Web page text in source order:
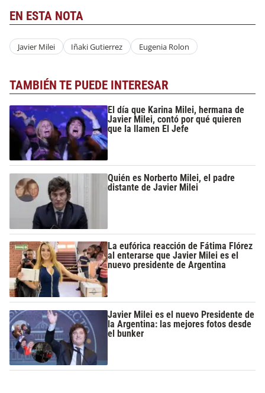
EN ESTA NOTA
Javier Milei Iñaki Gutierrez Eugenia Rolon
TAMBIÉN TE PUEDE INTERESAR
El día que Karina Milei, hermana de
Javier Milei, contó por qué quieren
que la llamen El Jefe
Quién es Norberto Milei, el padre
distante de Javier Milei
La eufórica reacción de Fátima Flórez
al enterarse que Javier Milei es el
nuevo presidente de Argentina
Javier Milei es el nuevo Presidente de
la Argentina: las mejores fotos desde
el bunker